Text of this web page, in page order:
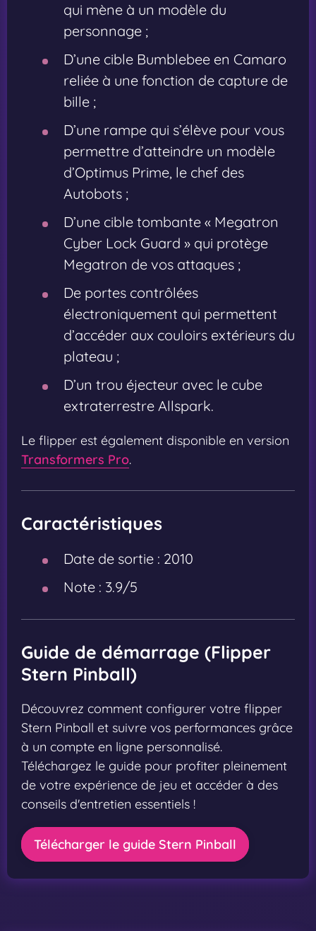
qui mène à un modèle du
personnage ;
D’une cible Bumblebee en Camaro
reliée à une fonction de capture de
bille ;
D’une rampe qui s’élève pour vous
permettre d’atteindre un modèle
d’Optimus Prime, le chef des
Autobots ;
D’une cible tombante « Megatron
Cyber Lock Guard » qui protège
Megatron de vos attaques ;
De portes contrôlées
électroniquement qui permettent
d’accéder aux couloirs extérieurs du
plateau ;
D’un trou éjecteur avec le cube
extraterrestre Allspark.
Le flipper est également disponible en version
Transformers Pro.
Caractéristiques
Date de sortie : 2010
Note : 3.9/5
Guide de démarrage (Flipper
Stern Pinball)
Découvrez comment configurer votre flipper
Stern Pinball et suivre vos performances grâce
à un compte en ligne personnalisé.
Téléchargez le guide pour profiter pleinement
de votre expérience de jeu et accéder à des
conseils d'entretien essentiels !
Télécharger le guide Stern Pinball